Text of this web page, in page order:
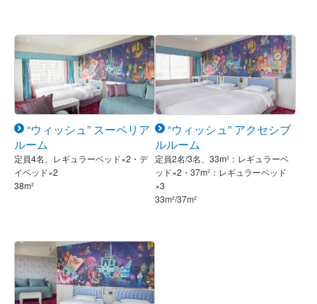
“ウィッシュ” スーペリア
ルーム
定員4名、レギュラーベッド×2・デ
イベッド×2
38m²
“ウィッシュ” アクセシブ
ルルーム
定員2名/3名、33m²：レギュラーベ
ッド×2・37m²：レギュラーベッド
×3
33m²/37m²